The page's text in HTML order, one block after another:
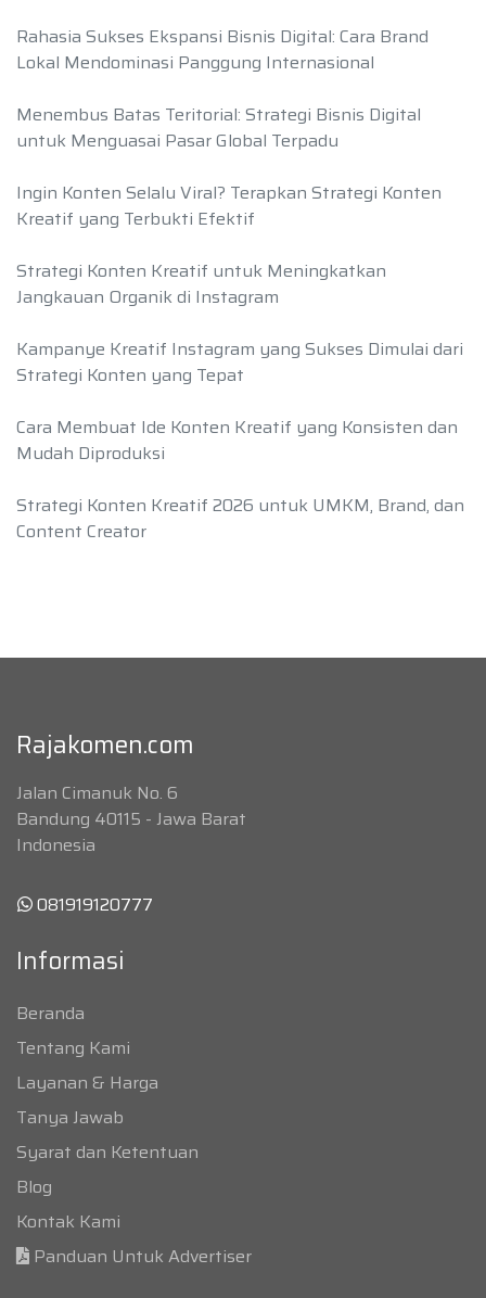
Rahasia Sukses Ekspansi Bisnis Digital: Cara Brand
Lokal Mendominasi Panggung Internasional
Menembus Batas Teritorial: Strategi Bisnis Digital
untuk Menguasai Pasar Global Terpadu
Ingin Konten Selalu Viral? Terapkan Strategi Konten
Kreatif yang Terbukti Efektif
Strategi Konten Kreatif untuk Meningkatkan
Jangkauan Organik di Instagram
Kampanye Kreatif Instagram yang Sukses Dimulai dari
Strategi Konten yang Tepat
Cara Membuat Ide Konten Kreatif yang Konsisten dan
Mudah Diproduksi
Strategi Konten Kreatif 2026 untuk UMKM, Brand, dan
Content Creator
Rajakomen.com
Jalan Cimanuk No. 6
Bandung 40115 - Jawa Barat
Indonesia
081919120777
Informasi
Beranda
Tentang Kami
Layanan & Harga
Tanya Jawab
Syarat dan Ketentuan
Blog
Kontak Kami
Panduan Untuk Advertiser